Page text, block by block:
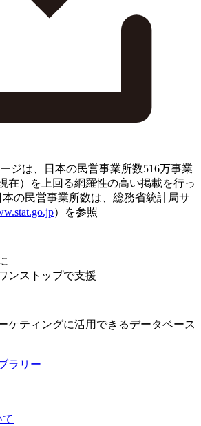
ジは、日本の民営事業所数516万事業
在）を上回る網羅性の高い掲載を行っ
の民営事業所数は、総務省統計局サ
）を参照
ンストップで支援
ケティングに活用できるデータベース